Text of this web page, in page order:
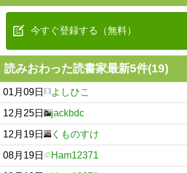
今すぐ登録する（無料）
読みおわった読書家最新5件(19)
01月09日 よしひこ
12月25日 jackbdc
12月19日 くものすけ
08月19日 Ham12371